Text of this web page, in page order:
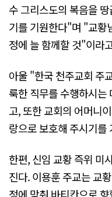
수 그리스도의 복음을
기를 기원한다"며 "교황
정에 늘 함께할 것"이라
아울 "한국 천주교회 주
룩한 직무를 수행하시는
고, 또한 교회의 어머니
랑으로 보호해 주시기
한편, 신임 교황 즉위 미
진다. 이용훈 주교는 교